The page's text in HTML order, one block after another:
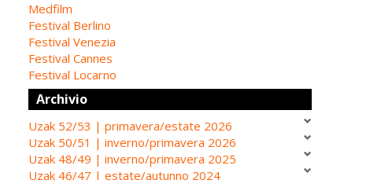
Medfilm
Festival Berlino
Festival Venezia
Festival Cannes
Festival Locarno
Archivio
Uzak 52/53 | primavera/estate 2026
Uzak 50/51 | inverno/primavera 2026
Uzak 48/49 | inverno/primavera 2025
Uzak 46/47 | estate/autunno 2024